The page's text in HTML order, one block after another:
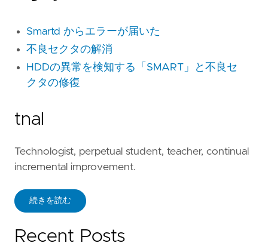
Smartd からエラーが届いた
不良セクタの解消
HDDの異常を検知する「SMART」と不良セ
クタの修復
tnal
Technologist, perpetual student, teacher, continual
incremental improvement.
続きを読む
Recent Posts